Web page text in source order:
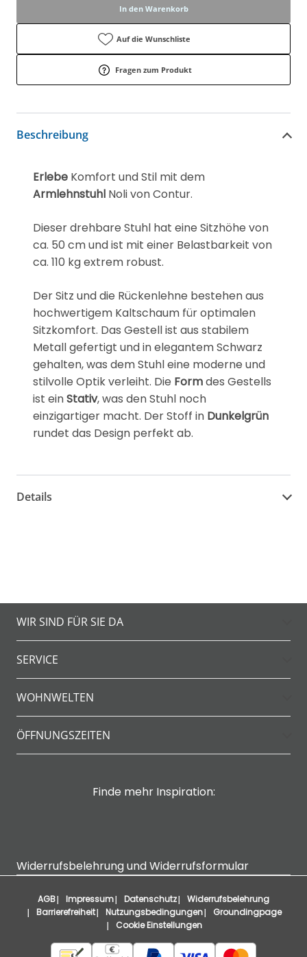
In den Warenkorb
Auf die Wunschliste
Fragen zum Produkt
Beschreibung
Erlebe Komfort und Stil mit dem
Armlehnstuhl Noli von Contur.
Dieser drehbare Stuhl hat eine Sitzhöhe von
ca. 50 cm und ist mit einer Belastbarkeit von
ca. 110 kg extrem robust.
Der Sitz und die Rückenlehne bestehen aus
hochwertigem Kaltschaum für optimalen
Sitzkomfort. Das Gestell ist aus stabilem
Metall gefertigt und in elegantem Schwarz
gehalten, was dem Stuhl eine moderne und
stilvolle Optik verleiht. Die Formdes Gestells
ist einStativ, was den Stuhl noch
einzigartiger macht. Der Stoff in Dunkelgrün
rundet das Design perfekt ab.
Details
WIR SIND FÜR SIE DA
SERVICE
WOHNWELTEN
ÖFFNUNGSZEITEN
Finde mehr Inspiration:
Widerrufsbelehrung und Widerrufsformular
AGB Impressum Datenschutz
Widerrufsbelehrung
Barrierefreiheit
Nutzungsbedingungen
Groundingpage
Cookie Einstellungen